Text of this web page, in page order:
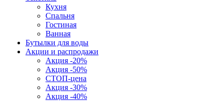
Кухня
Спальня
Гостиная
Ванная
Бутылки для воды
Акции и распродажи
Акция -20%
Акция -50%
СТОП-цена
Акция -30%
Акция -40%